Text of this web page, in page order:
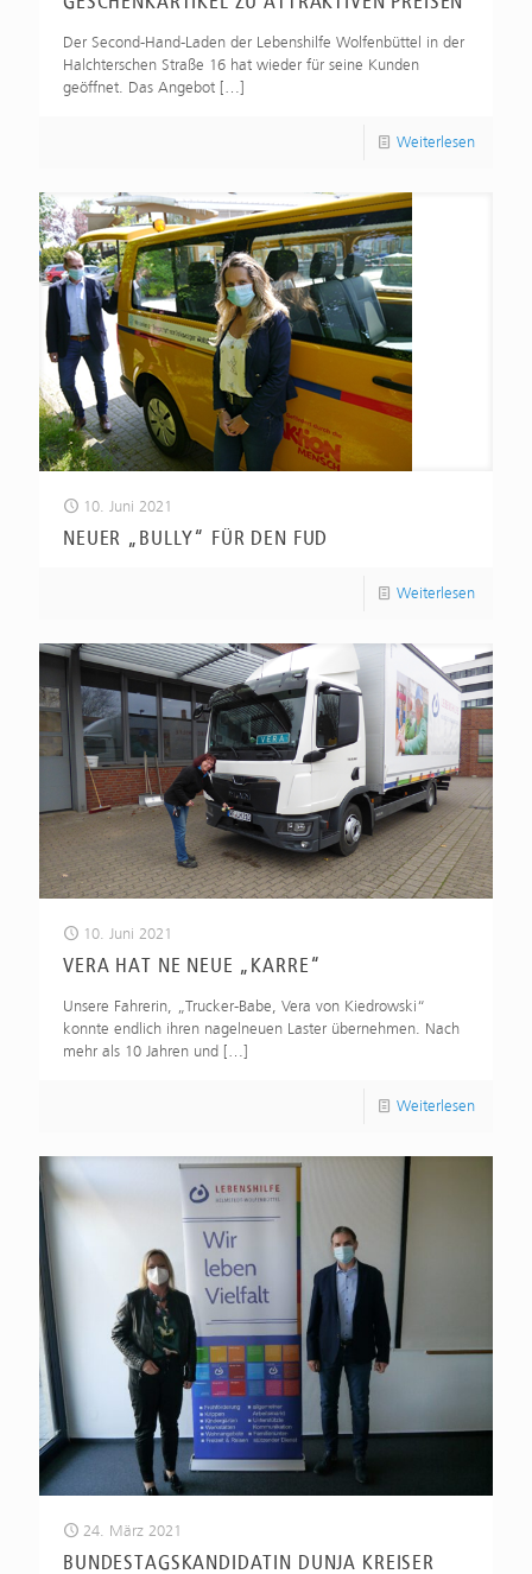
Der Second-Hand-Laden der Lebenshilfe Wolfenbüttel in der
Halchterschen Straße 16 hat wieder für seine Kunden
geöffnet. Das Angebot […]
Weiterlesen
10. Juni 2021
NEUER „BULLY“ FÜR DEN FUD
Weiterlesen
10. Juni 2021
VERA HAT NE NEUE „KARRE“
Unsere Fahrerin, „Trucker-Babe, Vera von Kiedrowski“
konnte endlich ihren nagelneuen Laster übernehmen. Nach
mehr als 10 Jahren und […]
Weiterlesen
24. März 2021
BUNDESTAGSKANDIDATIN DUNJA KREISER